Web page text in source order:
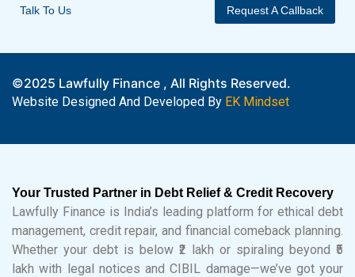
Talk To Us Request A Callback
©2025 Lawfully Finance , All Rights Reserved.
Website Designed And Developed By EK Mindset
Your Trusted Partner in Debt Relief & Credit Recovery
Lawfully Finance is India’s leading platform for ethical debt
management, credit repair, and financial comeback planning.
Whether your debt is below ₹2 lakh or spiraling beyond ₹5
lakh with legal notices and CIBIL damage—we’ve got your